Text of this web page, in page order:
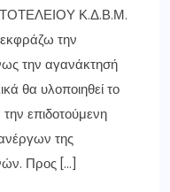
Κ.Δ.Β.Μ.
την
την αγανάκτησή
θα υλοποιηθεί το
επιδοτούμενη
της
Προς […]